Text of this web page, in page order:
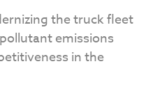
the truck fleet
emissions
in the